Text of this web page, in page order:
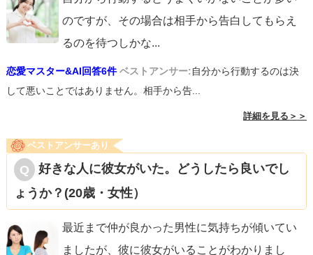
のですが、その場合は相手から告白してもらえ
るのを待つしかな...
恋愛マスター&AI回答6件 ベストアンサー:自分から行動するのは決
して悪いことではありません。相手から告...
詳細を見る＞＞
ベストアンサーあり
好きな人に彼女がいた。どうしたら良いでし
ょうか？(20歳・女性）
最近まで仲が良かった男性に気持ちが傾いてい
ましたが、彼に彼女がいることがわかりまし